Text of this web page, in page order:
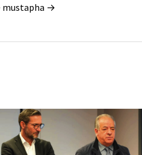
mustapha →